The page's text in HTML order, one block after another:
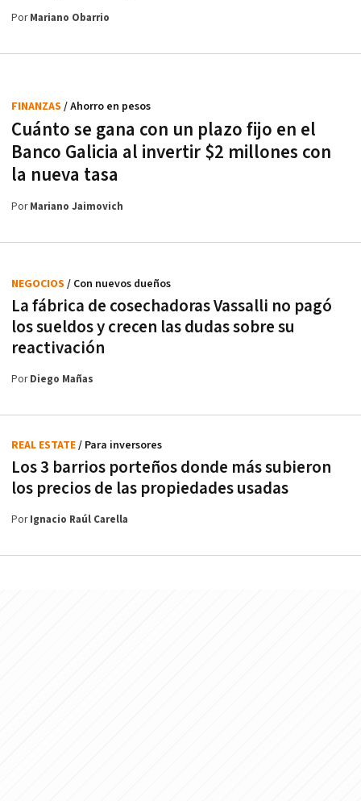
PorMariano Obarrio
Cuánto se gana con un plazo fijo en el
Banco Galicia al invertir $2 millones con
la nueva tasa
FINANZAS / Ahorro en pesos
PorMariano Jaimovich
La fábrica de cosechadoras Vassalli no pagó
los sueldos y crecen las dudas sobre su
reactivación
NEGOCIOS / Con nuevos dueños
PorDiego Mañas
Los 3 barrios porteños donde más subieron
los precios de las propiedades usadas
REAL ESTATE/ Para inversores
PorIgnacio Raúl Carella